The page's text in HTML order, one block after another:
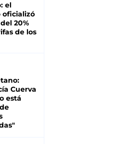
el
oficializó
20%
de los
Cuerva
está